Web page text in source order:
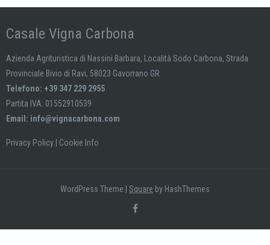
Casale Vigna Carbona
Azienda Agrituristica di Nassini Barbara, Località Sodo Carbona, Strada
Provinciale Bivio di Ravi, 58023 Gavorrano GR
Telefono: +39 347 229 2955
Partita IVA: 01552910539
Email: info@vignacarbona.com
Privacy Policy Cookie Info
WordPress Theme Square by HashThemes